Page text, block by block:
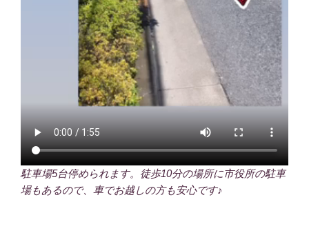
駐車場5台停められます。徒歩10分の場所に市役所の駐車
場もあるので、車でお越しの方も安心です♪